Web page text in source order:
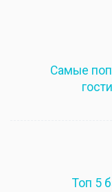
Самые
Топ 5